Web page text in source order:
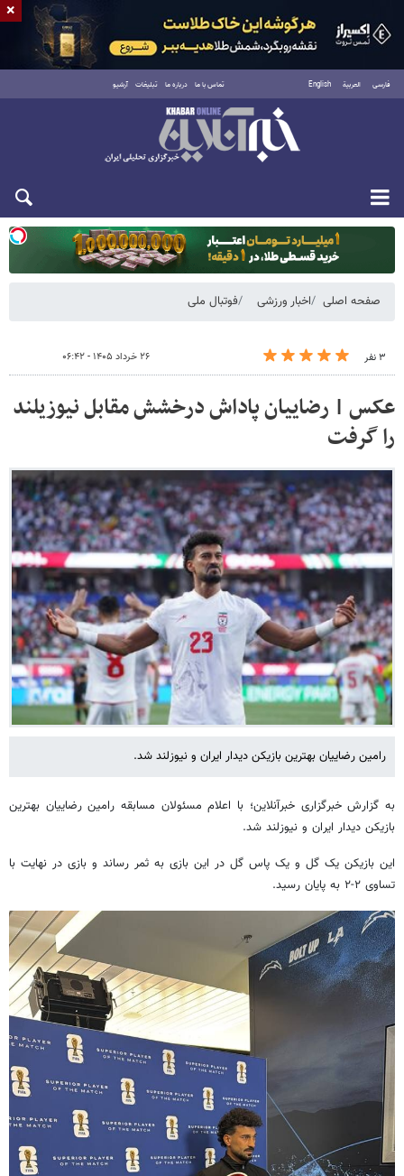
فارسی العربية English تماس با ما درباره ما تبلیغات آرشیو
یکشنبه ۱۸ مرداد ۱۴۰۵
صفحه اصلی اخبار ورزشی فوتبال ملی
۳ نفر ۲۶ خرداد ۱۴۰۵ - ۰۶:۴۲
عکس | رضاییان پاداش درخشش مقابل نیوزیلند
را گرفت
رامین رضاییان بهترین بازیکن دیدار ایران و نیوزلند شد.
به گزارش خبرگزاری خبرآنلاین؛ با اعلام مسئولان مسابقه رامین رضاییان بهترین
بازیکن دیدار ایران و نیوزلند شد.
این بازیکن یک گل و یک پاس گل در این بازی به ثمر رساند و بازی در نهایت با
تساوی ۲-۲ به پایان رسید.
×